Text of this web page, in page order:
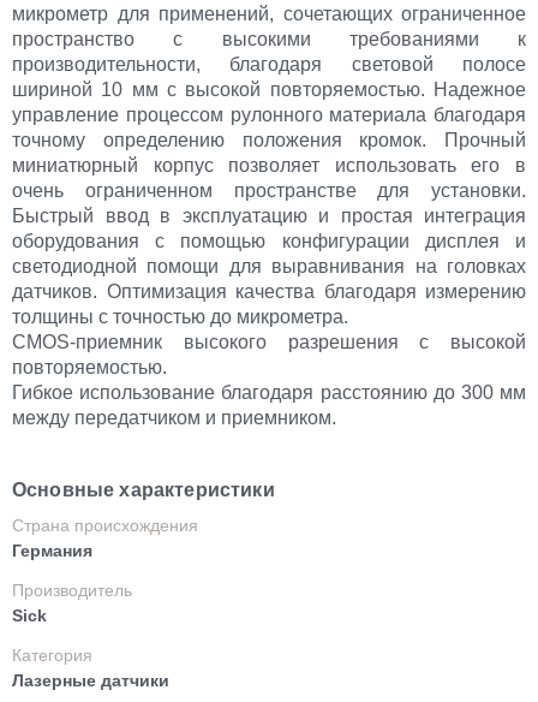
микрометр для применений, сочетающих ограниченное
пространство с высокими требованиями к
производительности, благодаря световой полосе
шириной 10 мм с высокой повторяемостью. Надежное
управление процессом рулонного материала благодаря
точному определению положения кромок. Прочный
миниатюрный корпус позволяет использовать его в
очень ограниченном пространстве для установки.
Быстрый ввод в эксплуатацию и простая интеграция
оборудования с помощью конфигурации дисплея и
светодиодной помощи для выравнивания на головках
датчиков. Оптимизация качества благодаря измерению
толщины с точностью до микрометра.
CMOS-приемник высокого разрешения с высокой
повторяемостью.
Гибкое использование благодаря расстоянию до 300 мм
между передатчиком и приемником.
Основные характеристики
Страна происхождения
Германия
Производитель
Sick
Категория
Лазерные датчики